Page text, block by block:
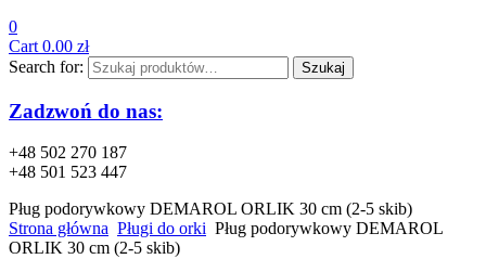
0
Cart 0.00 zł
Search for:
Szukaj
Zadzwoń do nas:
+48 502 270 187
+48 501 523 447
Pług podorywkowy DEMAROL ORLIK 30 cm (2-5 skib)
Strona główna Pługi do orki Pług podorywkowy DEMAROL
ORLIK 30 cm (2-5 skib)